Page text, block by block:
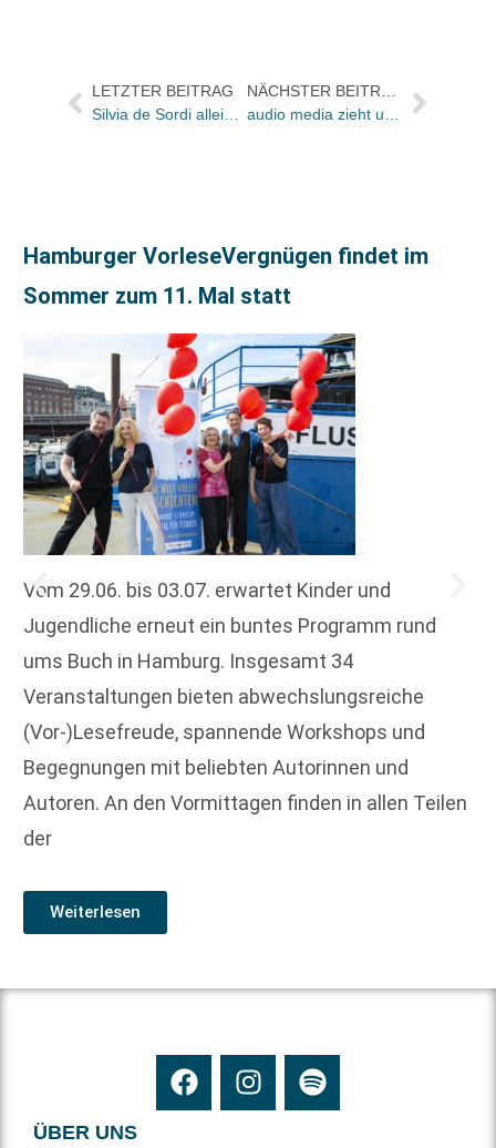
LETZTER BEITRAG
Silvia de Sordi alleinige Ueberreuter-Geschäftsführerin
NÄCHSTER BEITRAG
audio media zieht um und startet neuen Verlagsaufritt
Hamburger VorleseVergnügen findet im
Sommer zum 11. Mal statt
Vom 29.06. bis 03.07. erwartet Kinder und
Jugendliche erneut ein buntes Programm rund
ums Buch in Hamburg. Insgesamt 34
Veranstaltungen bieten abwechslungsreiche
(Vor-)Lesefreude, spannende Workshops und
Begegnungen mit beliebten Autorinnen und
Autoren. An den Vormittagen finden in allen Teilen
der
Weiterlesen
ÜBER UNS